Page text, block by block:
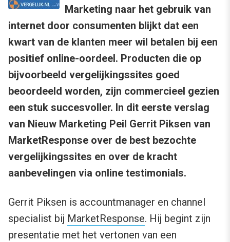
Marketing naar het gebruik van
internet door consumenten blijkt dat een
kwart van de klanten meer wil betalen bij een
positief online-oordeel. Producten die op
bijvoorbeeld vergelijkingssites goed
beoordeeld worden, zijn commercieel gezien
een stuk succesvoller. In dit eerste verslag
van Nieuw Marketing Peil Gerrit Piksen van
MarketResponse over de best bezochte
vergelijkingssites en over de kracht
aanbevelingen via online testimonials.
Gerrit Piksen is accountmanager en channel
specialist bij MarketResponse. Hij begint zijn
presentatie met het vertonen van een